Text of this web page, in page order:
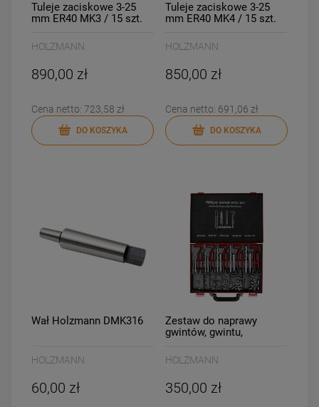
Tuleje zaciskowe 3-25
mm ER40 MK3 / 15 szt.
HOLZMANN
890,00 zł
Cena netto: 723,58 zł
DO KOSZYKA
Tuleje zaciskowe 3-25
mm ER40 MK4 / 15 szt.
HOLZMANN
850,00 zł
Cena netto: 691,06 zł
DO KOSZYKA
Wał Holzmann DMK316
HOLZMANN
60,00 zł
Zestaw do naprawy
gwintów, gwintu,
GRSM5-12
HOLZMANN
350,00 zł